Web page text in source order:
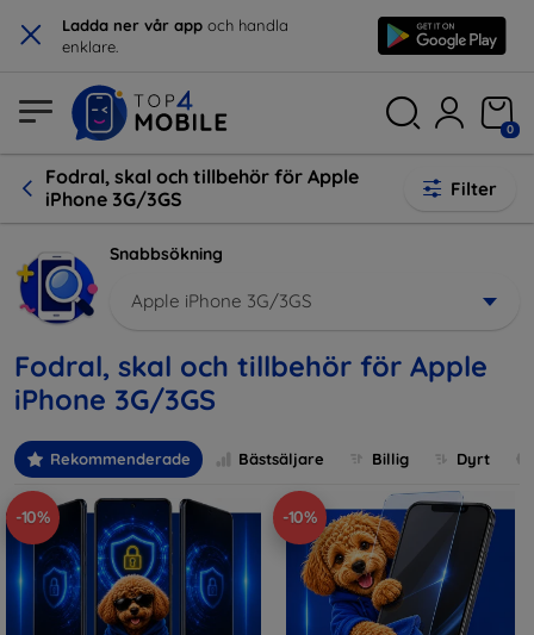
× Ladda ner vår app och handla
enklare.
0
Fodral, skal och tillbehör för Apple
iPhone 3G/3GS
Filter
Snabbsökning
Apple iPhone 3G/3GS
Fodral, skal och tillbehör för Apple
iPhone 3G/3GS
Rekommenderade Bästsäljare Billig Dyrt
-10% -10%